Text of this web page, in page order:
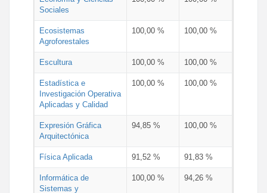
Sociales
Ecosistemas
Agroforestales
100,00 % 100,00 %
Escultura 100,00 % 100,00 %
Estadística e
Investigación Operativa
Aplicadas y Calidad
100,00 % 100,00 %
Expresión Gráfica
Arquitectónica
94,85 % 100,00 %
Física Aplicada 91,52 % 91,83 %
Informática de
Sistemas y
100,00 % 94,26 %